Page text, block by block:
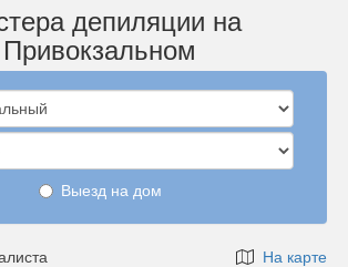
депиляции на
Привокзальном
Выезд на дом
На карте